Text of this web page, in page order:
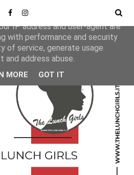
Google to deliver its services
IP address and user-agent are
with performance and security
of service, generate usage
address abuse.
MORE GOT IT